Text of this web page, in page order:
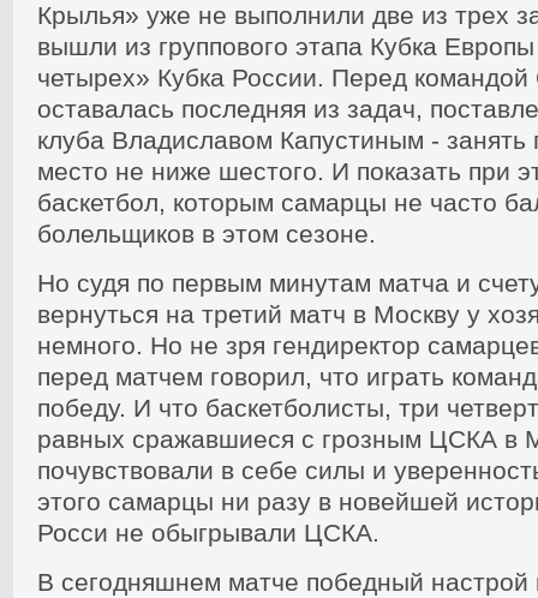
Крылья» уже не выполнили две из трех
вышли из группового этапа Кубка
четырех» Кубка России. Перед
оставалась последняя из задач,
клуба Владиславом Капустиным - занять
место не ниже шестого. И показать при
баскетбол, которым самарцы не часто
болельщиков в этом сезоне.
Но судя по первым минутам матча и
вернуться на третий матч в Москву у
немного. Но не зря гендиректор
перед матчем говорил, что играть
победу. И что баскетболисты, три
равных сражавшиеся с грозным ЦСКА в
почувствовали в себе силы и
этого самарцы ни разу в новейшей
Росси не обыгрывали ЦСКА.
В сегодняшнем матче победный